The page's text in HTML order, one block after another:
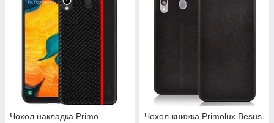
Чохол накладка Primo
Чохол-книжка Primolux Besus